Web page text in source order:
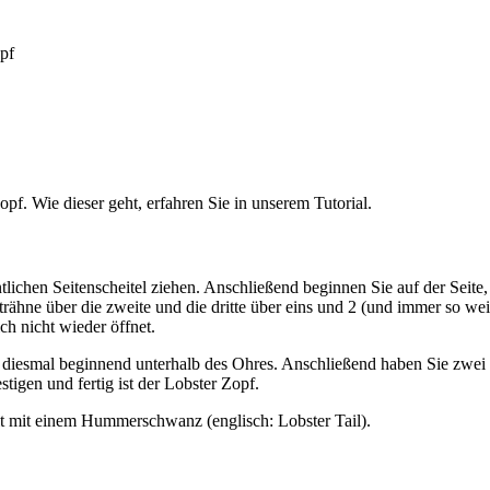
Wie dieser geht, erfahren Sie in unserem Tutorial.
Seitenscheitel ziehen. Anschließend beginnen Sie auf der
über die zweite und die dritte über eins und 2 (und immer so
nicht wieder öffnet.
beginnend unterhalb des Ohres. Anschließend haben Sie
und fertig ist der Lobster Zopf.
einem Hummerschwanz (englisch: Lobster Tail).